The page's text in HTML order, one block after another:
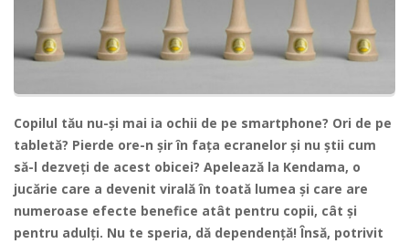
Copilul tău nu-şi mai ia ochii de pe smartphone? Ori de pe
tabletă? Pierde ore-n şir în faţa ecranelor şi nu ştii cum
să-l dezveţi de acest obicei? Apelează la Kendama, o
jucărie care a devenit virală în toată lumea şi care are
numeroase efecte benefice atât pentru copii, cât şi
pentru adulţi. Nu te speria, dă dependenţă! Însă, potrivit